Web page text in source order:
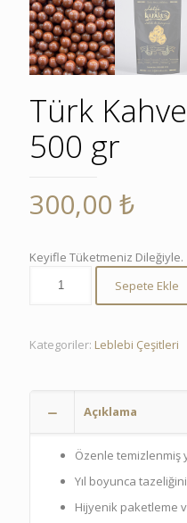
Türk
500 gr
300,00 ₺
Keyifle Tüketmeniz Dileğiyle.
Sepete Ekle
Kategoriler: Leblebi Çeşitleri
Açıklama
Özenle temizlenmiş
Yıl boyunca
Hijyenik paketleme